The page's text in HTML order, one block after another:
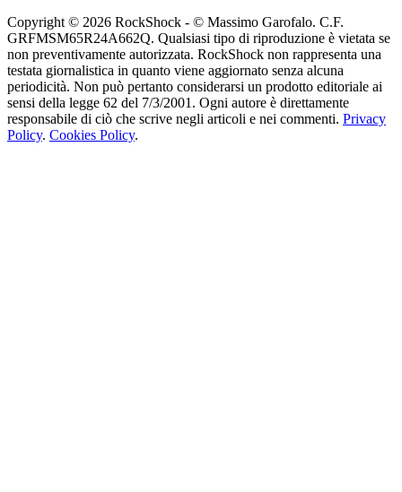
Copyright © 2026 RockShock - © Massimo Garofalo. C.F.
GRFMSM65R24A662Q. Qualsiasi tipo di riproduzione è vietata se
non preventivamente autorizzata. RockShock non rappresenta una
testata giornalistica in quanto viene aggiornato senza alcuna
periodicità. Non può pertanto considerarsi un prodotto editoriale ai
sensi della legge 62 del 7/3/2001. Ogni autore è direttamente
responsabile di ciò che scrive negli articoli e nei commenti. Privacy
Policy. Cookies Policy.